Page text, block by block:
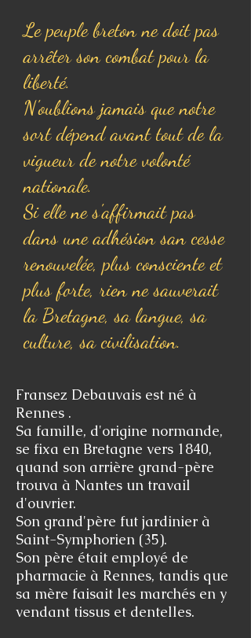
Le peuple breton ne doit pas
arrêter son combat pour la
liberté.
N'oublions jamais que notre
sort dépend avant tout de la
vigueur de notre volonté
nationale.
Si elle ne s'affirmait pas
dans une adhésion san cesse
renouvelée, plus consciente et
plus forte, rien ne sauverait
la Bretagne, sa langue, sa
culture, sa civilisation.
Fransez Debauvais est né à
Rennes .
Sa famille, d'origine normande,
se fixa en Bretagne vers 1840,
quand son arrière grand-père
trouva à Nantes un travail
d'ouvrier.
Son grand'père fut jardinier à
Saint-Symphorien (35).
Son père était employé de
pharmacie à Rennes, tandis que
sa mère faisait les marchés en y
vendant tissus et dentelles.